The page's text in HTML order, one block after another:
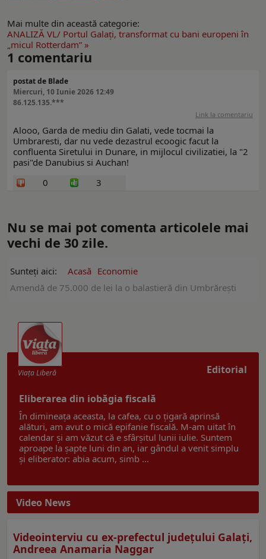
Mai multe din această categorie:
ANALIZĂ VL/ Portul Galaţi, transformat cu bani europeni în
„micul Rotterdam” »
1 comentariu
postat de Blade
Miercuri, 10 Iunie 2026 12:49
86.125.135.***
Link la comentariu
Alooo, Garda de mediu din Galati, vede tocmai la
Umbraresti, dar nu vede dezastrul ecoogic facut la
confluenta Siretului in Dunare, in mijlocul civilizatiei, la "2
pasi"de Danubius si Auchan!
0
3
Nu se mai pot comenta articolele mai
vechi de 30 zile.
Sunteți aici: Acasă Economie
Amendă de 75.000 de lei la o balastieră din Umbrărești
Editorial
Viaţa Liberă
Eliberarea din iobăgia fiscală
În dimineața aceasta, la cafea, cu o țigară aprinsă
alături, am avut o mică epifanie fiscală. M-am uitat în
calendar și am văzut că e sfârșitul lunii iulie. Suntem
aproape la șapte luni din an, iar gândul a venit simplu
și eliberator: abia acum, simb ...
Video News
Videointerviu cu ex-prefectul judeţului Galaţi,
Andreea Anamaria Naggar